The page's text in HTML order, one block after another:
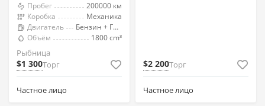
Пробег
200000 км
Коробка
Механика
Двигатель
Бензин + Газ (Метан)
Объём
1800 cm³
Рыбница
$1 300Торг
Частное лицо
$2 200Торг
Частное лицо